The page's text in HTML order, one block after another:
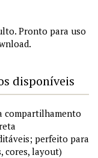
Pronto para uso
disponíveis
compartilhamento
perfeito para
cores, layout)